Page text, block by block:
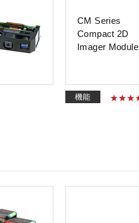
CM Series
Compact 2D
Imager Module
機能